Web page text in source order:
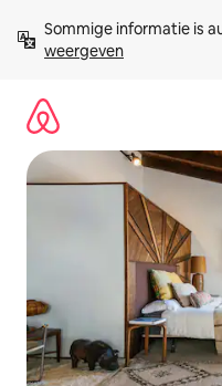
direct
naar
Sommige informatie is
weergeven